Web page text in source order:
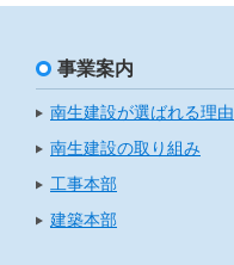
事業案内
南生建設が選ばれる理由
南生建設の取り組み
工事本部
建築本部